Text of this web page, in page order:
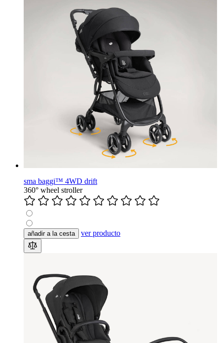
sma baggi™ 4WD drift
360° wheel stroller
añadir a la cesta ver producto